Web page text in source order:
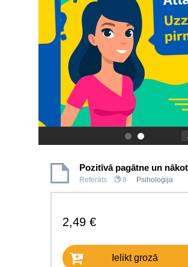
.
Pozitīvā pagātne un
Referāts 8 Psiholoģija
2,49 €
Ielikt grozā